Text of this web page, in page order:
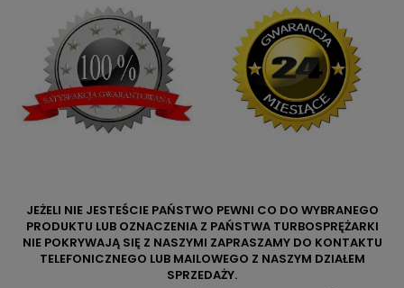
JEŻELI NIE JESTEŚCIE PAŃSTWO PEWNI CO DO WYBRANEGO
PRODUKTU LUB OZNACZENIA Z PAŃSTWA TURBOSPRĘŻARKI
NIE POKRYWAJĄ SIĘ Z NASZYMI ZAPRASZAMY DO KONTAKTU
TELEFONICZNEGO LUB MAILOWEGO Z NASZYM DZIAŁEM
SPRZEDAŻY.